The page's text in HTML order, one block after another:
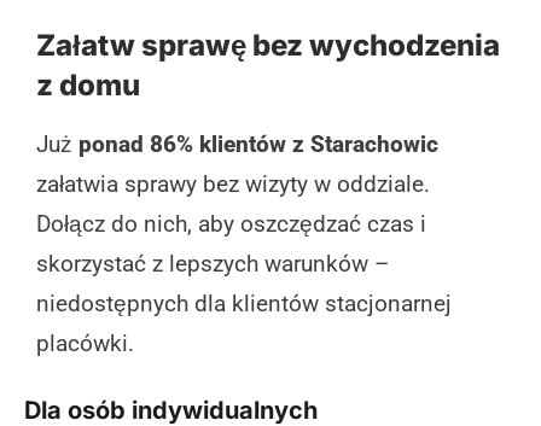
Załatw sprawę bez wychodzenia
z domu
Już ponad 86% klientów z Starachowic
załatwia sprawy bez wizyty w oddziale.
Dołącz do nich, aby oszczędzać czas i
skorzystać z lepszych warunków –
niedostępnych dla klientów stacjonarnej
placówki.
Dla osób indywidualnych